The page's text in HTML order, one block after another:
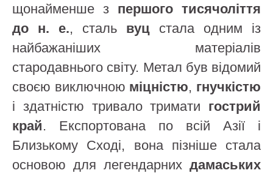
щонайменше з першого тисячоліття
до н. е., сталь вуц стала одним із
найбажаніших матеріалів
стародавнього світу. Метал був відомий
своєю виключною міцністю, гнучкістю
і здатністю тривало тримати гострий
край. Експортована по всій Азії і
Близькому Сході, вона пізніше стала
основою для легендарних дамаських